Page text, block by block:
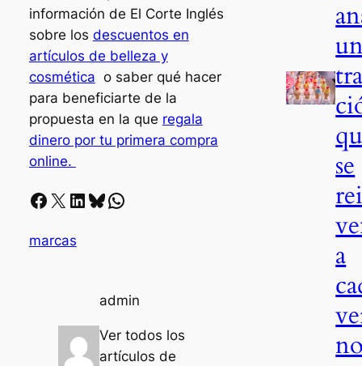
información de El Corte Inglés
sobre los descuentos en
artículos de belleza y
cosmética o saber qué hacer
para beneficiarte de la
propuesta en la que regala
dinero por tu primera compra
online.
Facebook X LinkedIn Bluesky Whatsapp
marcas
admin
Ver todos los
artículos de
se
a